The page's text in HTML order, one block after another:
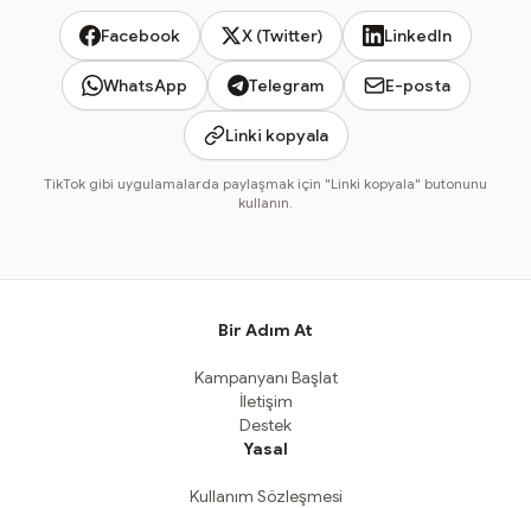
Facebook X (Twitter) LinkedIn
WhatsApp Telegram E-posta
Linki kopyala
TikTok gibi uygulamalarda paylaşmak için "Linki kopyala" butonunu
kullanın.
Bir Adım At
Kampanyanı Başlat
İletişim
Destek
Yasal
Kullanım Sözleşmesi